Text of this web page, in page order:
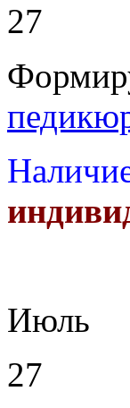
27
Июль
27